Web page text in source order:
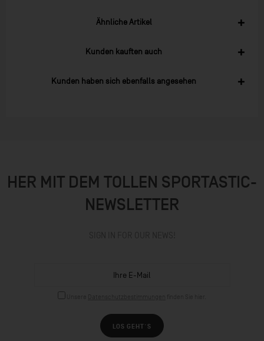
Ähnliche Artikel
Kunden kauften auch
Kunden haben sich ebenfalls angesehen
HER MIT DEM TOLLEN SPORTASTIC-
NEWSLETTER
LOS GEHT´S